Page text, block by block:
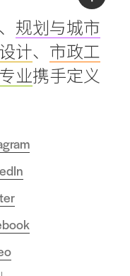
、 规划与城市
计、 市政工
业携手定义
Back
to
top